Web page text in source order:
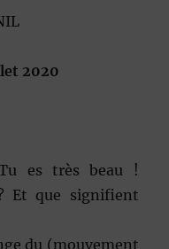
2020
es très beau !
Et que signifient
du (mouvement